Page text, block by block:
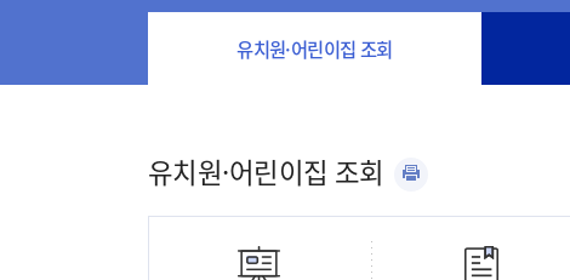
유치원·어린이집 조회
유치원·어린이집 조회